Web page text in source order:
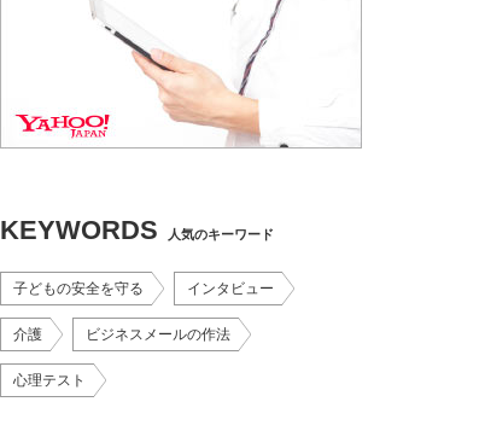
KEYWORDS 人気のキーワード
子どもの安全を守る インタビュー
介護 ビジネスメールの作法
心理テスト